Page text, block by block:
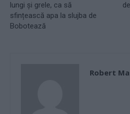
lungi și grele, ca să
sfințească apa la slujba de
Bobotează
Robert